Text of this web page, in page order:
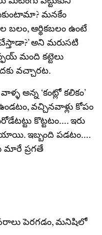
మనకేం
బలం, ఆర్థికబలం ఉంటే
అని మరుసటి
మంది కట్టెలు
వచ్చారట.
అన్న ‘కంట్లో కలికం’
వచ్చినవాళ్లు కోపం
కొట్టటం…. ఇరు
ఇబ్బంది పడటం….
మారే ప్రగతే
పెరగడం, మనిషిలో